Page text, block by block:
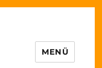
MENÜ